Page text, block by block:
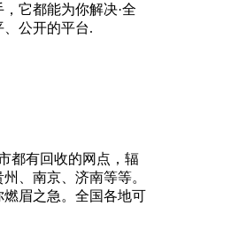
它都能为你解决·全
公开的平台.
都有回收的网点，辐
、南京、济南等等。
眉之急。全国各地可